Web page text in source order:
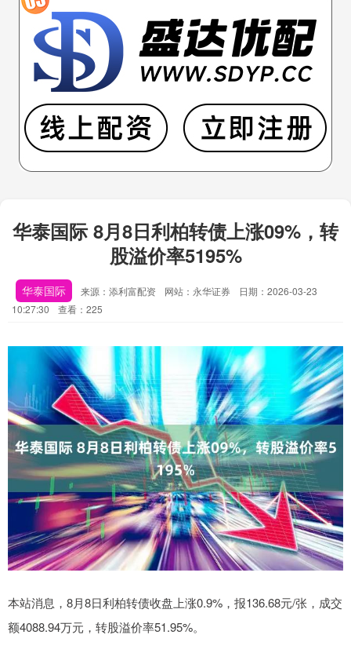
华泰国际 8月8日利柏转债上涨09%，转
股溢价率5195%
华泰国际 来源：添利富配资 网站：永华证券
日期：2026-03-23
10:27:30
查看：225
本站消息，8月8日利柏转债收盘上涨0.9%，报136.68元/张，成交
额4088.94万元，转股溢价率51.95%。